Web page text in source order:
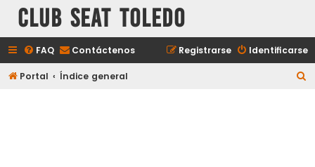
Club Seat Toledo
FAQ Contáctenos Identificarse
Registrarse
Portal Índice general